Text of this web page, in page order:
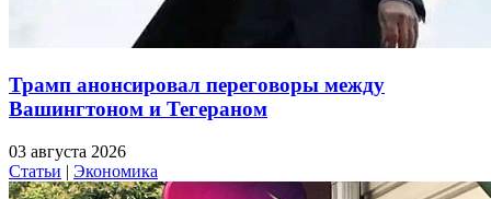
Трамп анонсировал переговоры между
Вашингтоном и Тегераном
03 августа 2026
Статьи | Экономика